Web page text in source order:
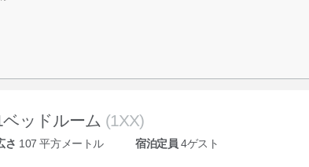
ベッドルーム (1XX)
さ 107 平方メートル 宿泊定員 4ゲスト